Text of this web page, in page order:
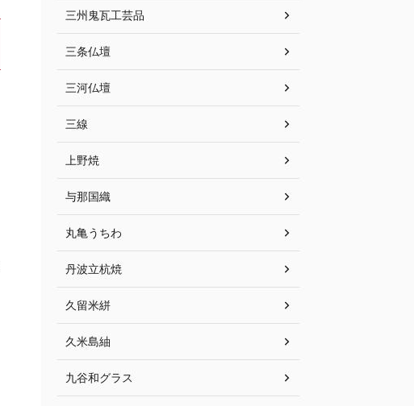
三州鬼瓦工芸品
三条仏壇
三河仏壇
三線
上野焼
与那国織
丸亀うちわ
丹波立杭焼
久留米絣
久米島紬
九谷和グラス